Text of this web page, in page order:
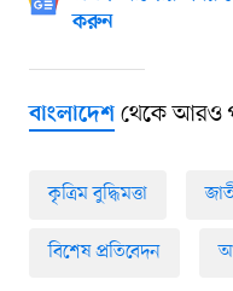
করুন
বাংলাদেশথেকে আরও
কৃত্রিম বুদ্ধিমত্তা
বিশেষ প্রতিবেদন